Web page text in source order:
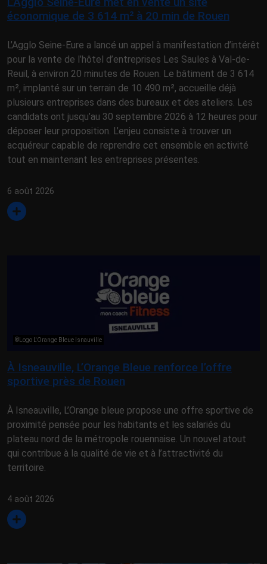
économique de 3 614 m² à 20 min de Rouen
L’Agglo Seine-Eure a lancé un appel à manifestation d’intérêt
pour la vente de l’hôtel d’entreprises Les Saules à Val-de-
Reuil, à environ 20 minutes de Rouen. Le bâtiment de 3 614
m², implanté sur un terrain de 10 490 m², accueille déjà
plusieurs entreprises dans des bureaux et des ateliers. Les
candidats ont jusqu’au 30 septembre 2026 à 12 heures pour
déposer leur proposition. L’enjeu consiste à trouver un
acquéreur capable de reprendre cet ensemble en activité
tout en maintenant les entreprises présentes.
6 août 2026
©Logo L'Orange Bleue Isnauville
À Isneauville, L’Orange Bleue renforce l’offre
sportive près de Rouen
À Isneauville, L’Orange bleue propose une offre sportive de
proximité pensée pour les habitants et les salariés du
plateau nord de la métropole rouennaise. Un nouvel atout
qui contribue à la qualité de vie et à l’attractivité du
territoire.
4 août 2026